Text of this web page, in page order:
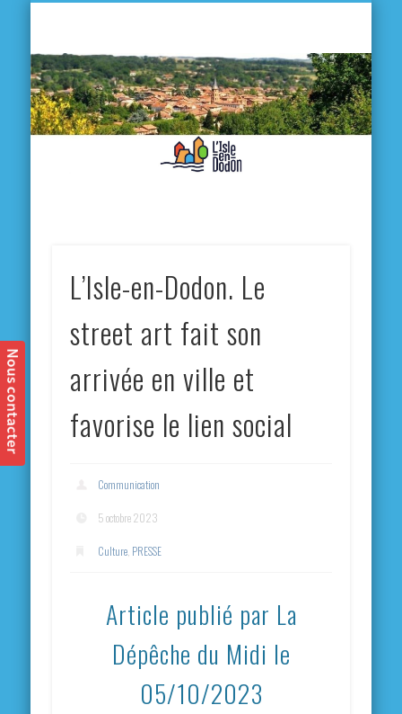
L’Isle-en-Dodon. Le
street art fait son
arrivée en ville et
favorise le lien social
Communication
5 octobre 2023
Culture PRESSE
Article publié par La
Dépêche du Midi le
05/10/2023